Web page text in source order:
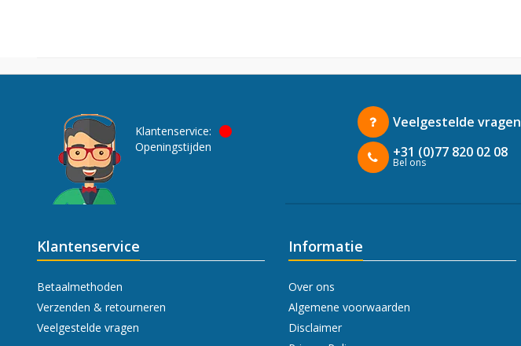
Klantenservice:
Openingstijden
Veelgestelde vragen
+31 (0)77 820 02 08
Bel ons
Klantenservice
Betaalmethoden
Verzenden & retourneren
Veelgestelde vragen
Informatie
Over ons
Algemene voorwaarden
Disclaimer